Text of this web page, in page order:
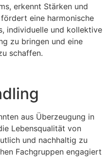
erkennt Stärken und
eine harmonische
individuelle und kollektive
zu bringen und eine
schaffen.
aus Überzeugung in
Lebensqualität von
und nachhaltig zu
Fachgruppen engagiert